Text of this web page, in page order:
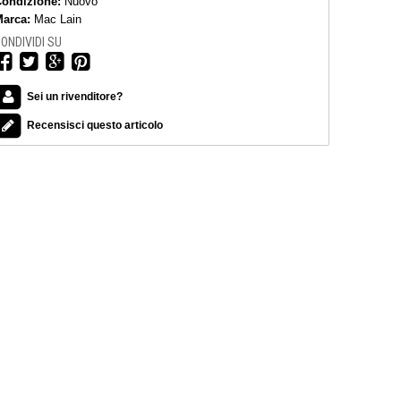
Mac Lain
SU
Sei un rivenditore?
Recensisci questo articolo